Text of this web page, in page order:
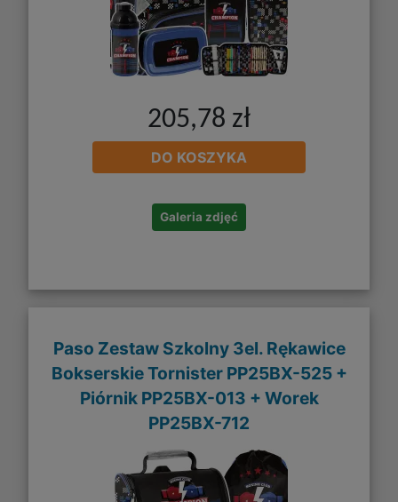
205,78 zł
DO KOSZYKA
Galeria zdjęć
Paso Zestaw Szkolny 3el. Rękawice
Bokserskie Tornister PP25BX-525 +
Piórnik PP25BX-013 + Worek
PP25BX-712